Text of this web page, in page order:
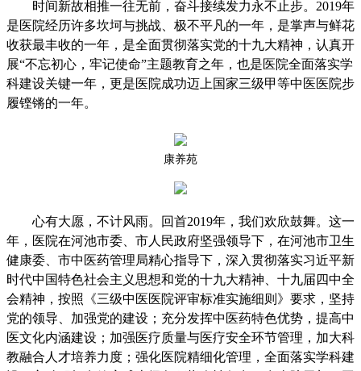
时间新故相推一往无前，奋斗接续发力永不止步。2019年
是医院经历许多坎坷与挑战、极不平凡的一年，是掌声与鲜花
收获最丰收的一年，是全面贯彻落实党的十九大精神，认真开
展“不忘初心，牢记使命”主题教育之年，也是医院全面落实学
科建设关键一年，更是医院成功迈上国家三级甲等中医医院步
履铿锵的一年。
康养苑
心有大愿，不计风雨。回首2019年，我们欢欣鼓舞。这一
年，医院在河池市委、市人民政府坚强领导下，在河池市卫生
健康委、市中医药管理局精心指导下，深入贯彻落实习近平新
时代中国特色社会主义思想和党的十九大精神、十九届四中全
会精神，按照《三级中医医院评审标准实施细则》要求，坚持
党的领导、加强党的建设；充分发挥中医药特色优势，提高中
医文化内涵建设；加强医疗质量与医疗安全环节管理，加大科
教融合人才培养力度；强化医院精细化管理，全面落实学科建